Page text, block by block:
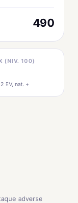
490
(NIV. 100)
EV, nat. +
adverse